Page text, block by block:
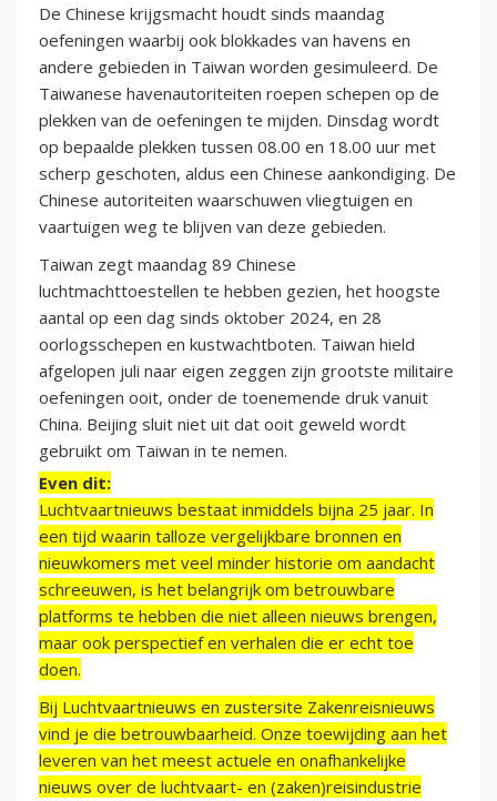
De Chinese krijgsmacht houdt sinds maandag
oefeningen waarbij ook blokkades van havens en
andere gebieden in Taiwan worden gesimuleerd. De
Taiwanese havenautoriteiten roepen schepen op de
plekken van de oefeningen te mijden. Dinsdag wordt
op bepaalde plekken tussen 08.00 en 18.00 uur met
scherp geschoten, aldus een Chinese aankondiging. De
Chinese autoriteiten waarschuwen vliegtuigen en
vaartuigen weg te blijven van deze gebieden.
Taiwan zegt maandag 89 Chinese
luchtmachttoestellen te hebben gezien, het hoogste
aantal op een dag sinds oktober 2024, en 28
oorlogsschepen en kustwachtboten. Taiwan hield
afgelopen juli naar eigen zeggen zijn grootste militaire
oefeningen ooit, onder de toenemende druk vanuit
China. Beijing sluit niet uit dat ooit geweld wordt
gebruikt om Taiwan in te nemen.
Even dit:
Luchtvaartnieuws bestaat inmiddels bijna 25 jaar. In
een tijd waarin talloze vergelijkbare bronnen en
nieuwkomers met veel minder historie om aandacht
schreeuwen, is het belangrijk om betrouwbare
platforms te hebben die niet alleen nieuws brengen,
maar ook perspectief en verhalen die er echt toe
doen.
Bij Luchtvaartnieuws en zustersite Zakenreisnieuws
vind je die betrouwbaarheid. Onze toewijding aan het
leveren van het meest actuele en onafhankelijke
nieuws over de luchtvaart- en (zaken)reisindustrie